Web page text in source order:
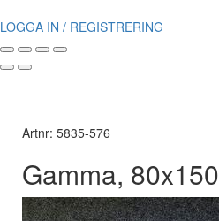
LOGGA IN / REGISTRERING
Artnr: 5835-576
Gamma, 80x150